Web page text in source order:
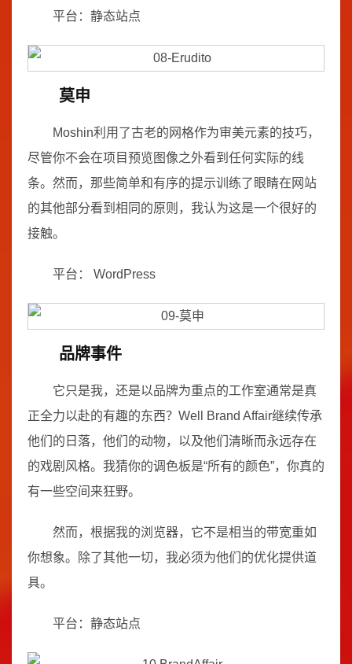
平台：静态站点
莫申
Moshin利用了古老的网格作为审美元素的技巧，
尽管你不会在项目预览图像之外看到任何实际的线
条。然而，那些简单和有序的提示训练了眼睛在网站
的其他部分看到相同的原则，我认为这是一个很好的
接触。
平台： WordPress
品牌事件
它只是我，还是以品牌为重点的工作室通常是真
正全力以赴的有趣的东西？Well Brand Affair继续传承
他们的日落，他们的动物，以及他们清晰而永远存在
的戏剧风格。我猜你的调色板是“所有的颜色”，你真的
有一些空间来狂野。
然而，根据我的浏览器，它不是相当的带宽重如
你想象。除了其他一切，我必须为他们的优化提供道
具。
平台：静态站点